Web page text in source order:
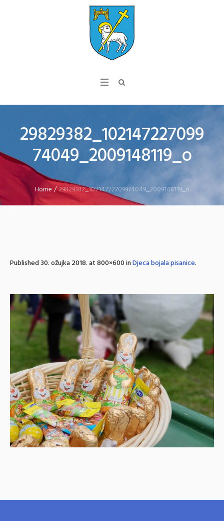
29829382_102147227099
74049_2009148119_o
Home /29829382_10214722709974049_2009148119_o
Published30. ožujka 2018.at 800×600 inDjeca bojala pisanice.